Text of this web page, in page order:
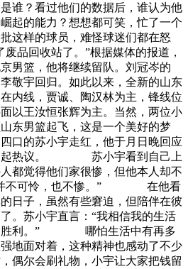
谁？看过他们的数据后，谁认为他
起的能力？想想都可笑，忙了一个
这样的球员，难怪球迷们都在怒
品回收站了。”根据媒体的报道，
男篮，他将继续留队。刘冠岑的
敬宇回归。如此以来，全新的山东
内线，贾诚、陶汉林为主，锋线位
以王汝恒张辉为主。当然，两位小
东男篮起飞，这是一个美好的梦
口的苏小宇走红，他于月日晚回应
引起热议。 苏小宇看到自己上
都觉得他们家很惨，但他本人却不
并不可怜，也不惨。” 在他看
日子，虽然有些窘迫，但陪伴在彼
。苏小宇直言：“我相信我的生活
是胜利。” 哪怕生活中有再多
地面对着，这种精神也感动了不少
偶尔会刷礼物，小宇让大家把钱留